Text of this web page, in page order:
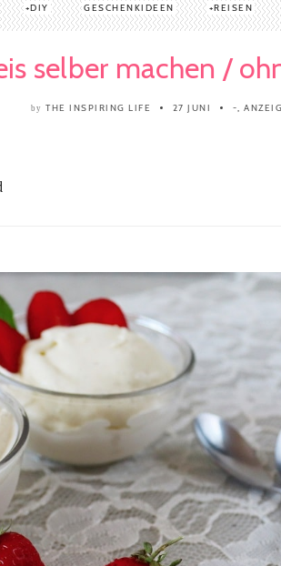
DIY GESCHENKIDEEN REISEN
selber machen /
by THE INSPIRING LIFE 27 JUNI -,